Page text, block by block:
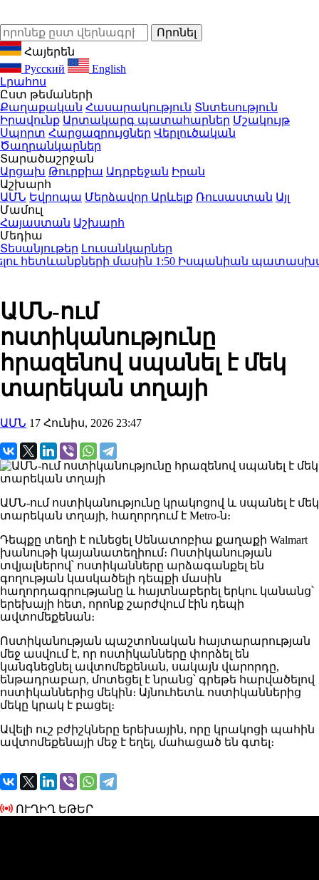
Հայերեն
Русский
English
Լրահոս
Ըստ թեմաների
Քաղաքական Հասարակություն Տնտեսություն
Իրավունք Արտակարգ պատահարներ Մշակույթ
Սպորտ Հարցազրույցներ Վերլուծական
Ծաղրանկարներ
Տարածաշրջան
Արցախ Թուրքիա Ադրբեջան Իրան
Աշխարհ
ԱՄՆ Եվրոպա Մերձավոր Արևելք Ռուսաստան Այլ
Մամուլ
Հայաստան Աշխարհ
Մեդիա
Տեսանյութեր Լուսանկարներ
հետևանքների մասին1:50 Իսպանիան պատասխան
ԱՄՆ-ում
ոստիկանությունը
հրազենով սպանել է մեկ
տարեկան տղայի
ԱՄՆ 17 Հունիս, 2026 23:47
ԱՄՆ-ում ոստիկանությունը կրակոցով և սպանել է մեկ
տարեկան տղայի, հաղորդում է Metro-ն։
Դեպքը տեղի է ունեցել Սենատոբիա քաղաքի Walmart
խանութի կայանատեղիում։ Ոստիկանության
տվյալներով՝ ոստիկանները արձագանքել են
գողության կասկածելի դեպքի մասին
հաղորդագրությանը և հայտնաբերել երկու կանանց՝
երեխայի հետ, որոնք շարժվում էին դեպի
ավտոմեքենան։
Ոստիկանության պաշտոնական հայտարարության
մեջ ասվում է, որ ոստիկանները փորձել են
կանգնեցնել ավտոմեքենան, սակայն վարորդը,
ենթադրաբար, մոտեցել է նրանց՝ գրեթե հարվածելով
ոստիկաններից մեկին։ Այնուհետև ոստիկաններից
մեկը կրակ է բացել։
Ավելի ուշ բժիշկները երեխային, որը կրակոցի պահին
ավտոմեքենայի մեջ է եղել, մահացած են գտել։
ՈՒՂԻՂ ԵԹԵՐ